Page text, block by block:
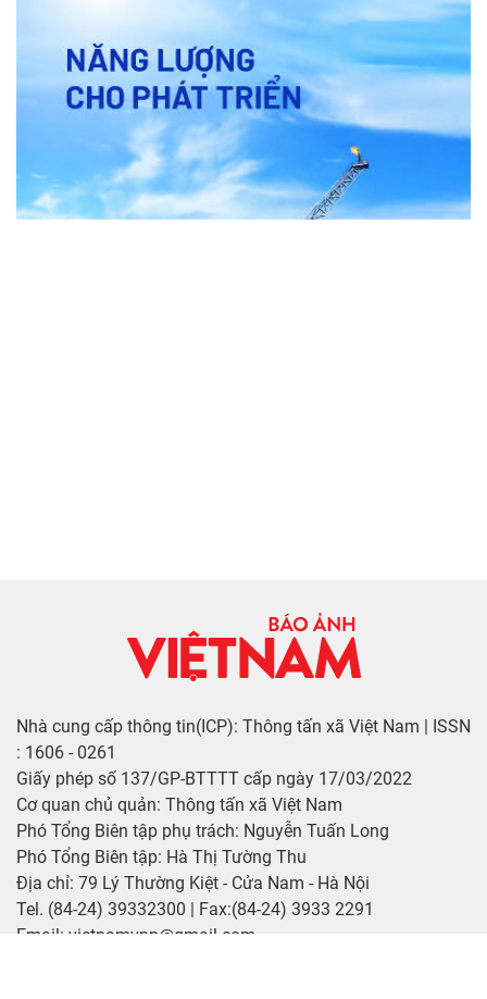
Nhà cung cấp thông tin(ICP): Thông tấn xã Việt Nam | ISSN
: 1606 - 0261
Giấy phép số 137/GP-BTTTT cấp ngày 17/03/2022
Cơ quan chủ quản: Thông tấn xã Việt Nam
Phó Tổng Biên tập phụ trách: Nguyễn Tuấn Long
Phó Tổng Biên tập: Hà Thị Tường Thu
Địa chỉ: 79 Lý Thường Kiệt - Cửa Nam - Hà Nội
Tel. (84-24) 39332300 | Fax:(84-24) 3933 2291
Email: vietnamvnp@gmail.com